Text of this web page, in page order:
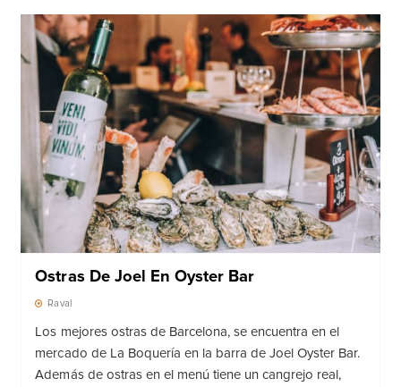
Ostras De Joel En Oyster Bar
Raval
Los mejores ostras de Barcelona, ​​se encuentra en el
mercado de La Boquería en la barra de Joel Oyster Bar.
Además de ostras en el menú tiene un cangrejo real,